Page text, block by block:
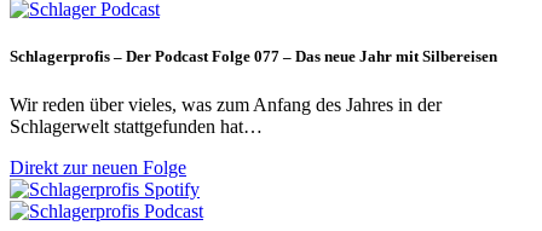
Schlagerprofis – Der Podcast Folge 077 – Das neue Jahr mit Silbereisen
Wir reden über vieles, was zum Anfang des Jahres in der
Schlagerwelt stattgefunden hat…
Direkt zur neuen Folge